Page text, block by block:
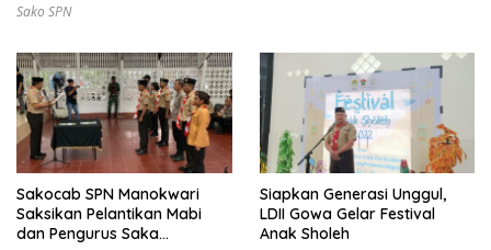
Sako SPN
Sakocab SPN Manokwari
Saksikan Pelantikan Mabi
dan Pengurus Saka
Siapkan Generasi Unggul,
LDII Gowa Gelar Festival
Anak Sholeh